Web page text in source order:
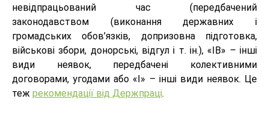
невідпрацьований час (передбачений
законодавством (виконання державних і
громадських обов’язків, допризовна підготовка,
військові збори, донорські, відгул і т. ін.), «ІВ» – інші
види неявок, передбачені колективними
договорами, угодами або «І» – інші види неявок. Це
теж рекомендації від Держпраці.